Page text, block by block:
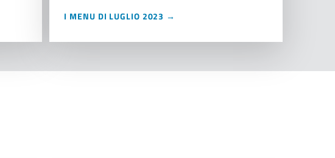
I MENU DI LUGLIO 2023 →